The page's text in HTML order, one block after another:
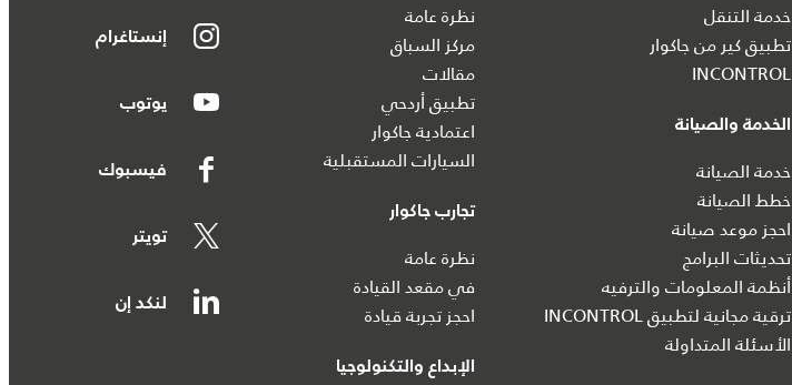
خدمة التنقل
تطبيق كير من جاكوار
INCONTROL
الخدمة والصيانة
خدمة الصيانة
خطط الصيانة
احجز موعد صيانة
تحديثات البرامج
أنظمة المعلومات والترفيه
ترقية مجانية لتطبيق INCONTROL
الأسئلة المتداولة
نظرة عامة
مركز السباق
مقالات
تطبيق أردحي
اعتمادية جاكوار
السيارات المستقبلية
تجارب جاكوار
نظرة عامة
في مقعد القيادة
احجز تجربة قيادة
الإبداع والتكنولوجيا
إنستاغرام
يوتوب
فيسبوك
تويتر
لنكد إن